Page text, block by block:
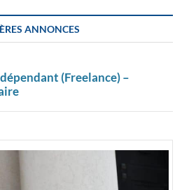
ANNONCES
(Freelance) –